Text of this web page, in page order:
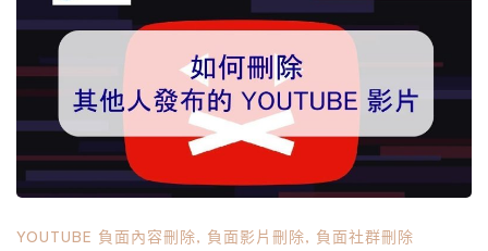
策。 第一章：理解YouTube負面影片的類型與刪除難度 在
討論費用之前，必須先釐清您面臨的負面影片屬於哪種類
型，因為不同類型的違規性質，決定了刪除途徑、成功率與
最終花費。YouTube的社群規範、版權保護機制以及各國法
律對不同侵害行為的處理標準差異極大。 1.1 常見的負面影
片分類 隱私權侵害影片這類影片未經您的同意，公開了您
的住址、電話號碼、身分證字號、就醫紀錄或其他非公開的
程，但需要您提供具體證據證明影片中的資訊屬於非公開性
YOUTUBE 負面內容刪除, 負面影片刪除, 負面社群刪除